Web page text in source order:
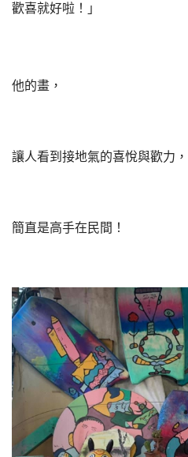
歡喜就好啦！」
他的畫，
讓人看到接地氣的喜悅與歡力，
簡直是高手在民間！